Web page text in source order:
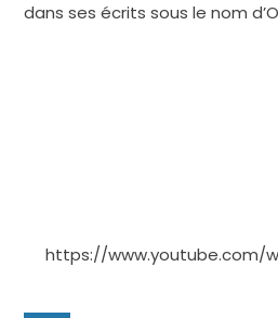
dans ses écrits sous le nom
https://www.youtube.com/